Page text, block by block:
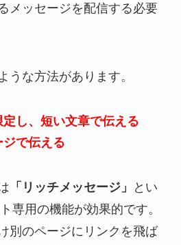
メッセージを配信する必要
うな方法があります。
し、短い文章で伝える
で伝える
「リッチメッセージ」
とい
専用の機能が効果的です。
別のページにリンクを飛ば